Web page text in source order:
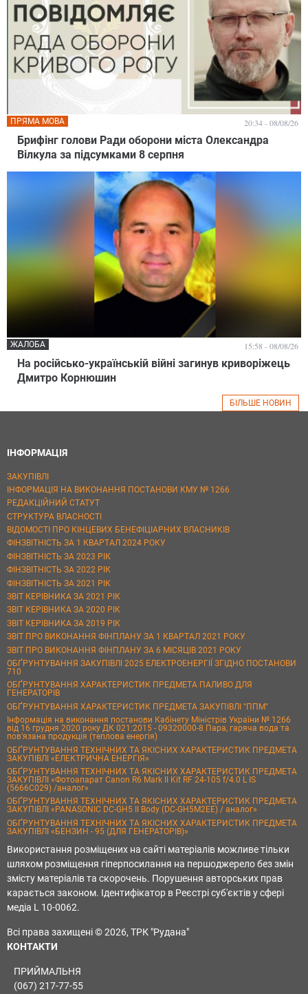
Брифінг голови Ради оборони міста Олександра
Вілкула за підсумками 8 серпня
ПРЯМА МОВА 20:34 - 08/08/26
На російсько-українській війні загинув криворіжець
Дмитро Корнюшин
ЖАЛОБА 15:58 - 08/08/26
БІЛЬШЕ НОВИН
ІНФОРМАЦІЯ
ЗАКУПІВЛІ
ІНФОРМАЦІЯ НА ВИКОНАННЯ ПОСТАНОВИ КМУ № 1266
РЕДАКЦІЙНИЙ СТАТУТ
СТРУКТУРА ВЛАСНОСТІ
ВІДОМОСТІ ПРО КІНЦЕВИХ БЕНЕФІЦІАРНИХ ВЛАСНИКІВ
ФІНЗВІТНІСТЬ ЗА 1 КВАРТАЛ 2024 РОКУ
ФІНЗВІТНІСТЬ ЗА 2023 РІК
ФІНЗВІТНІСТЬ ЗА 2022 РІК
ФІНЗВІТНІСТЬ ЗА 2021 РІК
ЗВІТ КЕРІВНИКА ЗА 2021 РІК
ЗВІТ КЕРІВНИКА ЗА 2020 РІК
ЗВІТ КЕРІВНИКА ЗА 2019 РІК
ЗВІТ ПРО ВИКОНАННЯ ФІНПЛАНУ ЗА 1 КВАРТАЛ 2021 РОКУ
ЗВІТ ПРО ВИКОНАННЯ ФІНПЛАНУ ЗА 6 МІСЯЦІВ 2021 РОКУ
ОБҐРУНТУВАННЯ ЗАКУПІВЛІ 2025 ЕЛЕКТРОЕНЕРГІЇ ЗГІДНО ПОСТАНОВИ
710
ОБҐРУНТУВАННЯ ХАРАКТЕРИСТИК ПРЕДМЕТА ПАЛИВО ДЛЯ
ГЕНЕРАТОРІВ
ОБҐРУНТУВАННЯ ХАРАКТЕРИСТИК ПРЕДМЕТА ЗАКУПІВЛІ "ППМ"
Інформація на виконання постанови Кабінету Міністрів України № 1266
від 16 грудня 2020 року ДК 021:2015 - 09320000-8 Пара, гаряча вода та
пов’язана продукція (теплова енергія)
ОБҐРУНТУВАННЯ ТЕХНІЧНИХ ТА ЯКІСНИХ ХАРАКТЕРИСТИК ПРЕДМЕТА
ЗАКУПІВЛІ «ЕЛЕКТРИЧНА ЕНЕРГІЯ»
ОБҐРУНТУВАННЯ ТЕХНІЧНИХ ТА ЯКІСНИХ ХАРАКТЕРИСТИК ПРЕДМЕТА
ЗАКУПІВЛІ «Фотоапарат Canon R6 Mark II Kit RF 24-105 f/4.0 L IS
(5666C029) /аналог»
ОБҐРУНТУВАННЯ ТЕХНІЧНИХ ТА ЯКІСНИХ ХАРАКТЕРИСТИК ПРЕДМЕТА
ЗАКУПІВЛІ «PANASONIC DC-GH5 II Body (DC-GH5M2EE) / аналог»
ОБҐРУНТУВАННЯ ТЕХНІЧНИХ ТА ЯКІСНИХ ХАРАКТЕРИСТИК ПРЕДМЕТА
ЗАКУПІВЛІ «БЕНЗИН - 95 (ДЛЯ ГЕНЕРАТОРІВ)»
Використання розміщених на сайті матеріалів можливе тільки
шляхом розміщення гіперпосилання на першоджерело без змін
змісту матеріалів та скорочень. Порушення авторських прав
карається законом. Ідентифікатор в Реєстрі суб'єктів у сфері
медіа L 10-0062.
Всі права захищені © 2026, ТРК "Рудана"
КОНТАКТИ
ПРИЙМАЛЬНЯ
(067) 217-77-55